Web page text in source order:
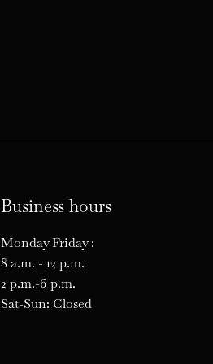
Business hours
Monday Friday :
8 a.m. - 12 p.m.
2 p.m.-6 p.m.
Sat-Sun: Closed